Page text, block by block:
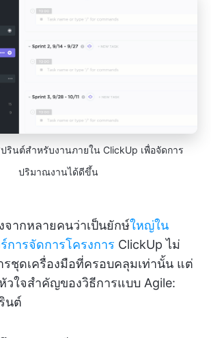
นต์สำหรับงานภายใน ClickUp เพื่อจัดการ
ปริมาณงานได้ดีขึ้น
จากหลายคนว่าเป็นยักษ์ใหญ่ใน
การจัดการโครงการ ClickUp ไม่
รชุดเครื่องมือที่ครอบคลุมเท่านั้น แต่
วใจสำคัญของวิธีการแบบ Agile:
นต์